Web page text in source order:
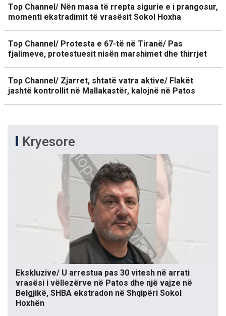
Top Channel/ Nën masa të rrepta sigurie e i prangosur,
momenti ekstradimit të vrasësit Sokol Hoxha
Top Channel/ Protesta e 67-të në Tiranë/ Pas
fjalimeve, protestuesit nisën marshimet dhe thirrjet
Top Channel/ Zjarret, shtatë vatra aktive/ Flakët
jashtë kontrollit në Mallakastër, kalojnë në Patos
Kryesore
Ekskluzive/ U arrestua pas 30 vitesh në arrati
vrasësi i vëllezërve në Patos dhe një vajze në
Belgjikë, SHBA ekstradon në Shqipëri Sokol
Hoxhën